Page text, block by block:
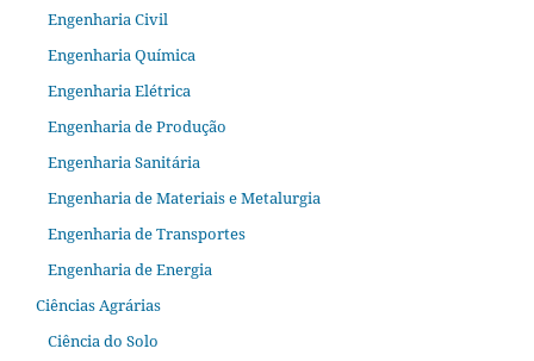
Engenharia Civil
Engenharia Química
Engenharia Elétrica
Engenharia de Produção
Engenharia Sanitária
Engenharia de Materiais e Metalurgia
Engenharia de Transportes
Engenharia de Energia
Ciências Agrárias
Ciência do Solo